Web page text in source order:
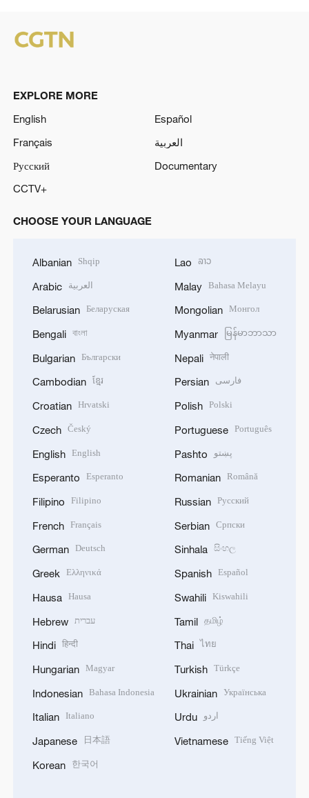
EXPLORE MORE
English
Español
Français
العربية
Русский
Documentary
CCTV+
CHOOSE YOUR LANGUAGE
Albanian Shqip
Arabic العربية
Belarusian Беларуская
Bengali বাংলা
Bulgarian Български
Cambodian ខ្មែរ
Croatian Hrvatski
Czech Český
English English
Esperanto Esperanto
Filipino Filipino
French Français
German Deutsch
Greek Ελληνικά
Hausa Hausa
Hebrew עברית
Hindi हिन्दी
Hungarian Magyar
Indonesian Bahasa Indonesia
Italian Italiano
Japanese 日本語
Korean 한국어
Lao ລາວ
Malay Bahasa Melayu
Mongolian Монгол
Myanmar မြန်မာဘာသာ
Nepali नेपाली
Persian فارسی
Polish Polski
Portuguese Português
Pashto پښتو
Romanian Română
Russian Русский
Serbian Српски
Sinhala සිංහල
Spanish Español
Swahili Kiswahili
Tamil தமிழ்
Thai ไทย
Turkish Türkçe
Ukrainian Українська
Urdu اردو
Vietnamese Tiếng Việt